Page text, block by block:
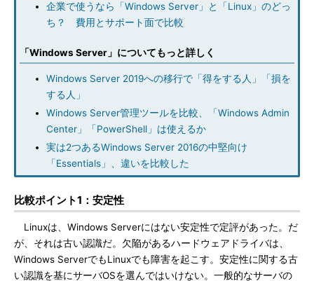
企業で使うなら「Windows Server」と「Linux」のどっ
ち？ 費用とサポート面で比較
「Windows Server」についてもっと詳しく
Windows Server 2019への移行で「得をする人」「損を
する人」
Windows Server管理ツールを比較、「Windows Admin
Center」「PowerShell」は使えるか
実は2つあるWindows Server 2016の中堅向け
「Essentials」、違いを比較した
比較ポイント1：安定性
Linuxは、Windows Serverにはない安定性で定評があった。だ
が、それは古い認識だ。欠陥があるハードウェアドライバは、
Windows ServerでもLinuxでも障害を起こす。安定性に関する古
い認識を基にサーバOSを選んではいけない。一般的なサーバの